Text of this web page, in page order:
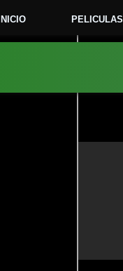
INICIO PELICULAS